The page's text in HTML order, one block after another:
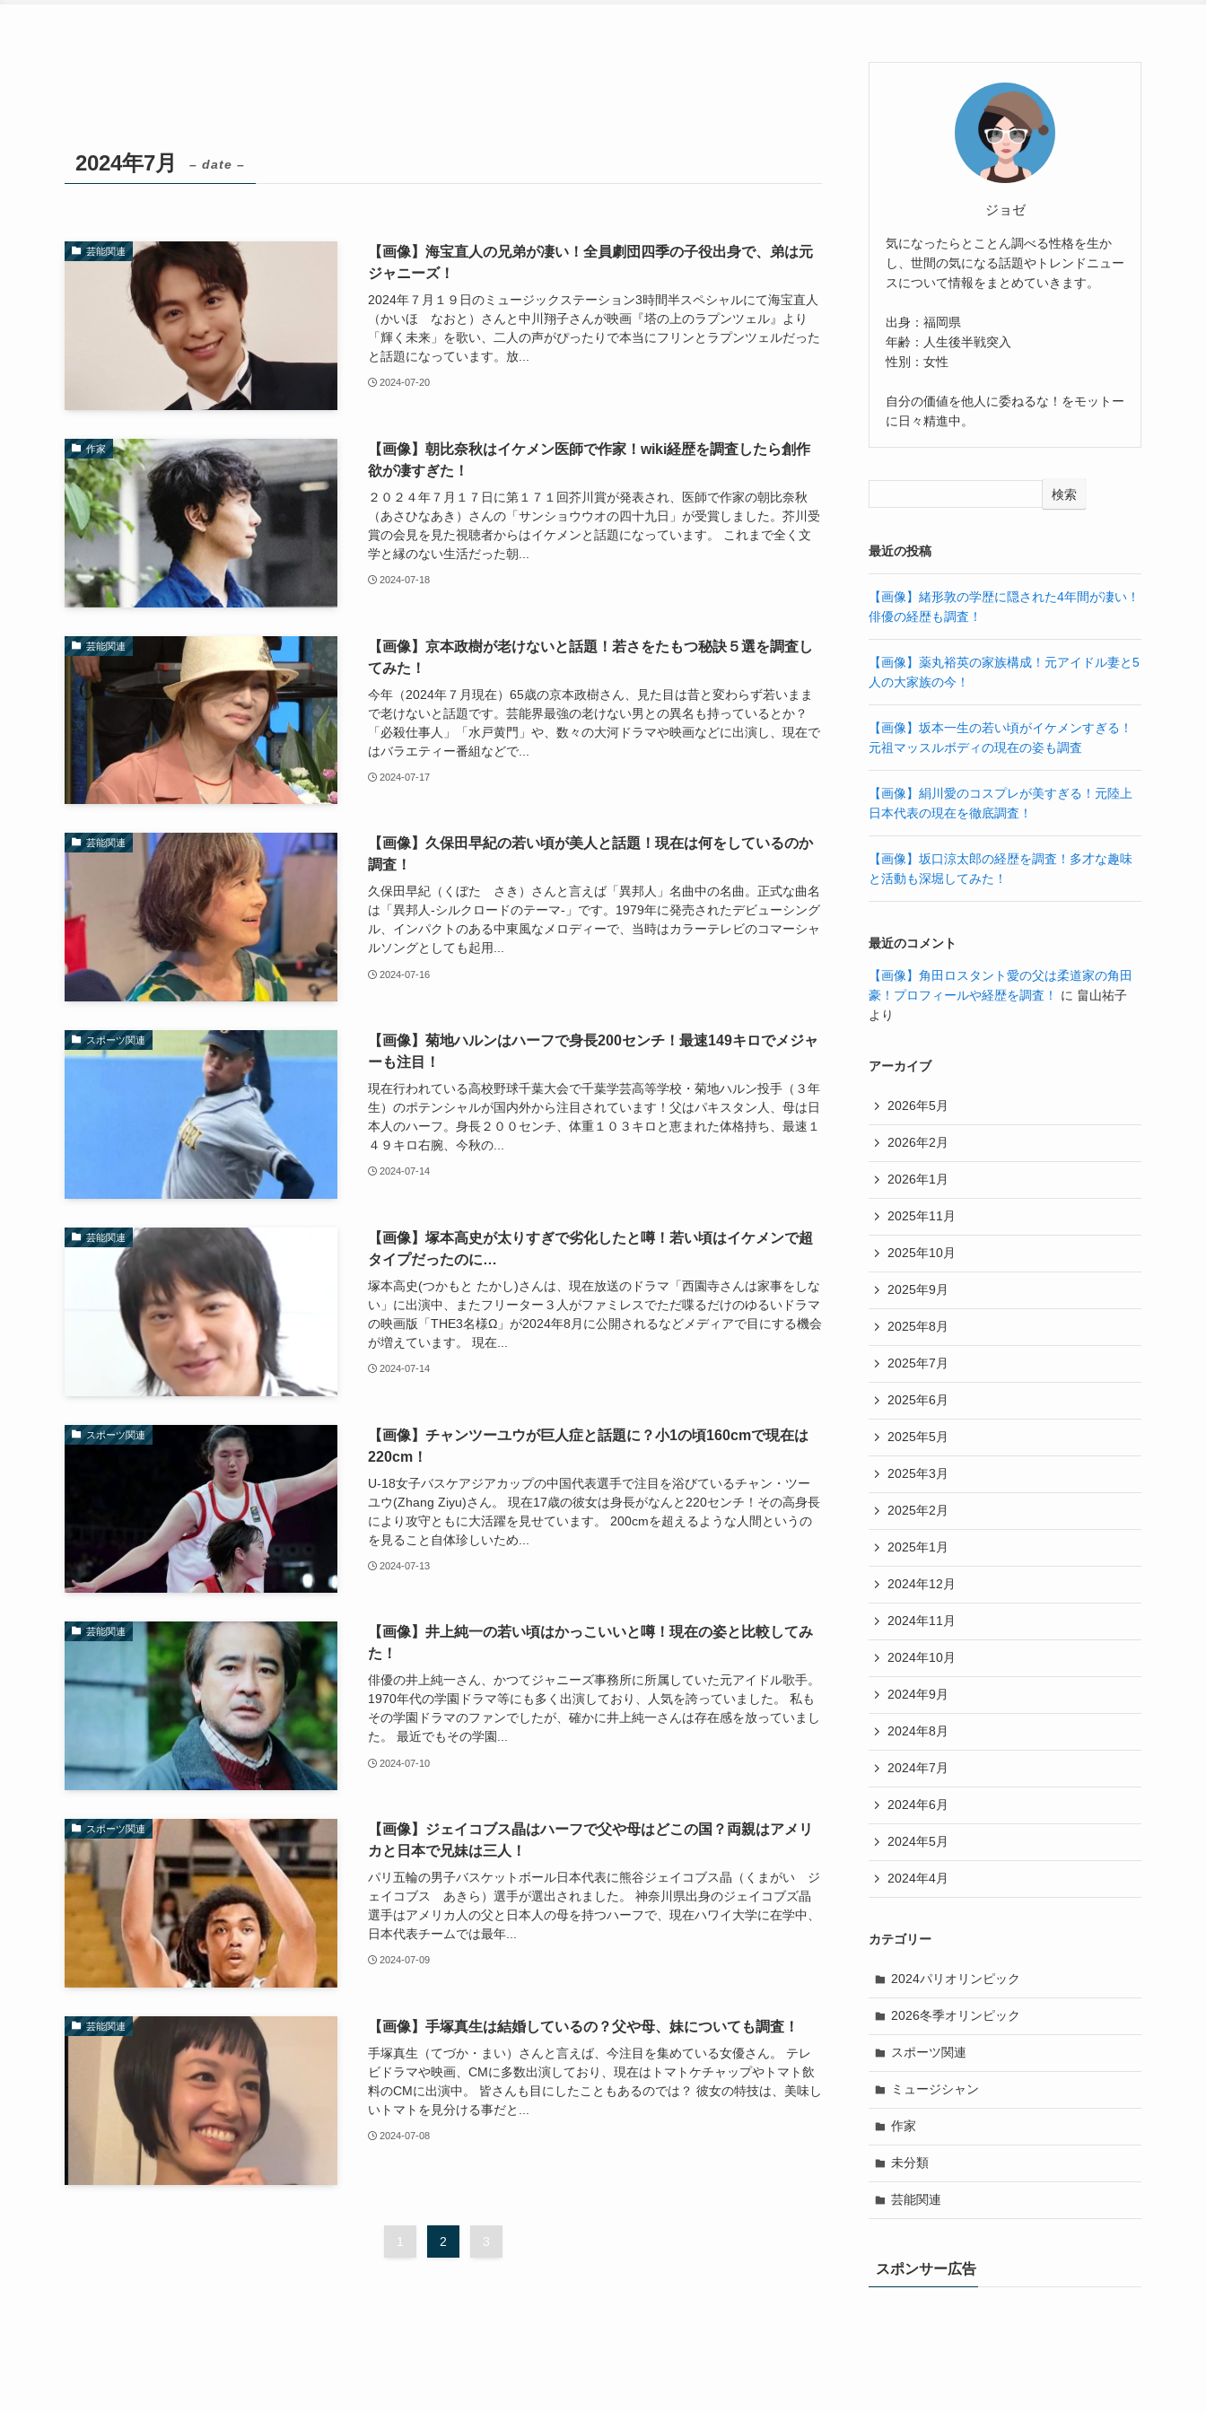
2024年7月 – date –
芸能関連
【画像】海宝直人の兄弟が凄い！全員劇団四季の子役出身で、弟は元
ジャニーズ！
2024年７月１９日のミュージックステーション3時間半スペシャルにて海宝直人
（かいほ なおと）さんと中川翔子さんが映画『塔の上のラプンツェル』より
「輝く未来」を歌い、二人の声がぴったりで本当にフリンとラプンツェルだった
と話題になっています。放...
2024-07-20
作家
【画像】朝比奈秋はイケメン医師で作家！wiki経歴を調査したら創作
欲が凄すぎた！
２０２４年７月１７日に第１７１回芥川賞が発表され、医師で作家の朝比奈秋
（あさひなあき）さんの「サンショウウオの四十九日」が受賞しました。芥川受
賞の会見を見た視聴者からはイケメンと話題になっています。 これまで全く文
学と縁のない生活だった朝...
2024-07-18
芸能関連
【画像】京本政樹が老けないと話題！若さをたもつ秘訣５選を調査し
てみた！
今年（2024年７月現在）65歳の京本政樹さん、見た目は昔と変わらず若いまま
で老けないと話題です。芸能界最強の老けない男との異名も持っているとか？
「必殺仕事人」「水戸黄門」や、数々の大河ドラマや映画などに出演し、現在で
はバラエティー番組などで...
2024-07-17
芸能関連
【画像】久保田早紀の若い頃が美人と話題！現在は何をしているのか
調査！
久保田早紀（くぼた さき）さんと言えば「異邦人」名曲中の名曲。正式な曲名
は「異邦人-シルクロードのテーマ-」です。1979年に発売されたデビューシング
ル、インパクトのある中東風なメロディーで、当時はカラーテレビのコマーシャ
ルソングとしても起用...
2024-07-16
スポーツ関連
【画像】菊地ハルンはハーフで身長200センチ！最速149キロでメジャ
ーも注目！
現在行われている高校野球千葉大会で千葉学芸高等学校・菊地ハルン投手（３年
生）のポテンシャルが国内外から注目されています！父はパキスタン人、母は日
本人のハーフ。身長２００センチ、体重１０３キロと恵まれた体格持ち、最速１
４９キロ右腕、今秋の...
2024-07-14
芸能関連
【画像】塚本高史が太りすぎで劣化したと噂！若い頃はイケメンで超
タイプだったのに…
塚本高史(つかもと たかし)さんは、現在放送のドラマ「西園寺さんは家事をしな
い︎」に出演中、またフリーター３人がファミレスでただ喋るだけのゆるいドラマ
の映画版「THE3名様Ω」が2024年8月に公開されるなどメディアで目にする機会
が増えています。 現在...
2024-07-14
スポーツ関連
【画像】チャンツーユウが巨人症と話題に？小1の頃160cmで現在は
220cm！
U-18女子バスケアジアカップの中国代表選手で注目を浴びているチャン・ツー
ユウ(Zhang Ziyu)さん。 現在17歳の彼女は身長がなんと220センチ！その高身長
により攻守ともに大活躍を見せています。 200cmを超えるような人間というの
を見ること自体珍しいため...
2024-07-13
芸能関連
【画像】井上純一の若い頃はかっこいいと噂！現在の姿と比較してみ
た！
俳優の井上純一さん、かつてジャニーズ事務所に所属していた元アイドル歌手。
1970年代の学園ドラマ等にも多く出演しており、人気を誇っていました。 私も
その学園ドラマのファンでしたが、確かに井上純一さんは存在感を放っていまし
た。 最近でもその学園...
2024-07-10
スポーツ関連
【画像】ジェイコブス晶はハーフで父や母はどこの国？両親はアメリ
カと日本で兄妹は三人！
パリ五輪の男子バスケットボール日本代表に熊谷ジェイコブス晶（くまがい ジ
ェイコブス あきら）選手が選出されました。 神奈川県出身のジェイコブズ晶
選手はアメリカ人の父と日本人の母を持つハーフで、現在ハワイ大学に在学中、
日本代表チームでは最年...
2024-07-09
芸能関連 【画像】手塚真生は結婚しているの？父や母、妹についても調査！
手塚真生（てづか・まい）さんと言えば、今注目を集めている女優さん。 テレ
ビドラマや映画、CMに多数出演しており、現在はトマトケチャップやトマト飲
料のCMに出演中。 皆さんも目にしたこともあるのでは？ 彼女の特技は、美味し
いトマトを見分ける事だと...
2024-07-08
1 2 3
ジョゼ
気になったらとことん調べる性格を生か
し、世間の気になる話題やトレンドニュー
スについて情報をまとめていきます。
出身：福岡県
年齢：人生後半戦突入
性別：女性
自分の価値を他人に委ねるな！をモットー
に日々精進中。
検索
最近の投稿
【画像】緒形敦の学歴に隠された4年間が凄い！
俳優の経歴も調査！
【画像】薬丸裕英の家族構成！元アイドル妻と5
人の大家族の今！
【画像】坂本一生の若い頃がイケメンすぎる！
元祖マッスルボディの現在の姿も調査
【画像】絹川愛のコスプレが美すぎる！元陸上
日本代表の現在を徹底調査！
【画像】坂口涼太郎の経歴を調査！多才な趣味
と活動も深堀してみた！
最近のコメント
【画像】角田ロスタント愛の父は柔道家の角田
豪！プロフィールや経歴を調査！
に 畠山祐子
より
アーカイブ
2026年5月
2026年2月
2026年1月
2025年11月
2025年10月
2025年9月
2025年8月
2025年7月
2025年6月
2025年5月
2025年3月
2025年2月
2025年1月
2024年12月
2024年11月
2024年10月
2024年9月
2024年8月
2024年7月
2024年6月
2024年5月
2024年4月
カテゴリー
2024パリオリンピック
2026冬季オリンピック
スポーツ関連
ミュージシャン
作家
未分類
芸能関連
スポンサー広告